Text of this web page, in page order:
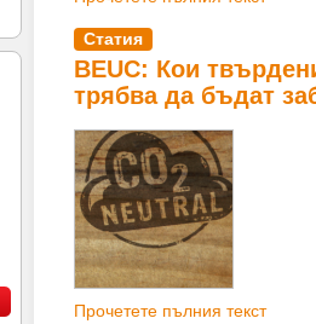
организация BEUC .
Статия
BEUC: Кои
трябва да бъдат
Прочетете пълния текст